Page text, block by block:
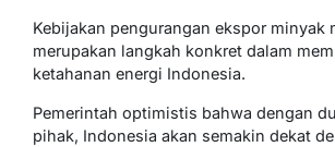
Kebijakan pengurangan ekspor minyak
merupakan langkah konkret dalam
ketahanan energi Indonesia.
Pemerintah optimistis bahwa dengan
pihak, Indonesia akan semakin dekat